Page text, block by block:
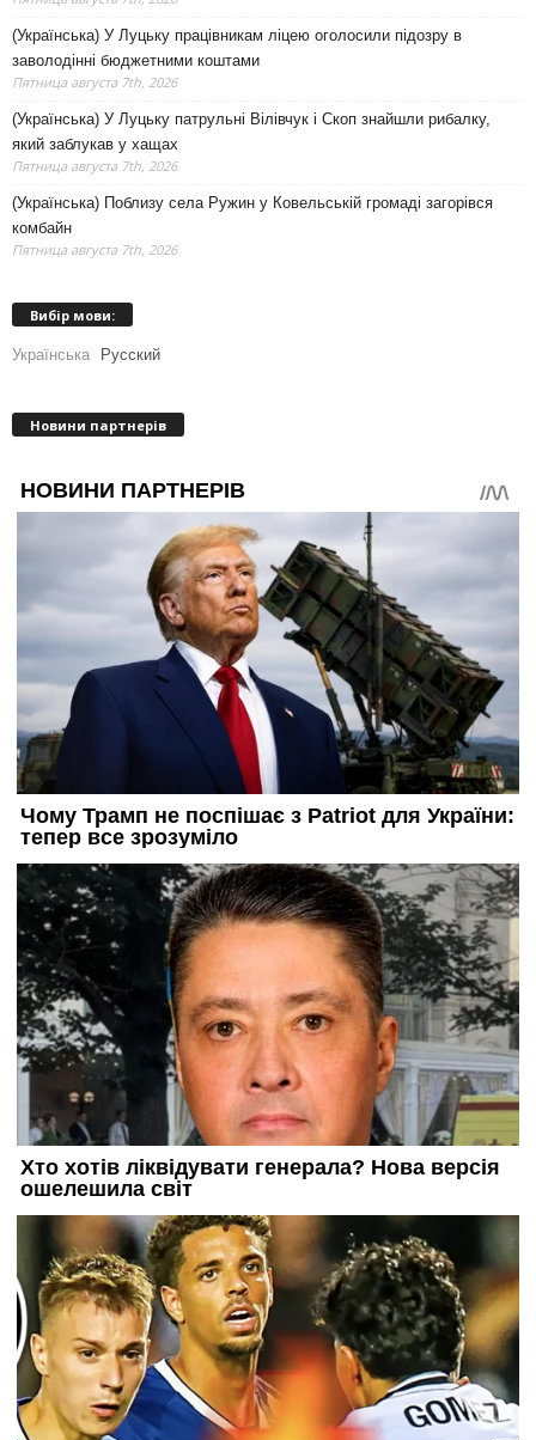
(Українська) У Луцьку працівникам ліцею оголосили підозру в
заволодінні бюджетними коштами
Пятница августа 7th, 2026
(Українська) У Луцьку патрульні Вілівчук і Скоп знайшли рибалку,
який заблукав у хащах
Пятница августа 7th, 2026
(Українська) Поблизу села Ружин у Ковельській громаді загорівся
комбайн
Пятница августа 7th, 2026
Вибір мови:
Українська Русский
Новини партнерів